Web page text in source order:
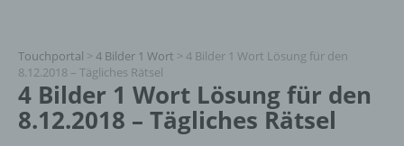
Touchportal > 4 Bilder 1 Wort > 4 Bilder 1 Wort Lösung für den
8.12.2018 – Tägliches Rätsel
4 Bilder 1 Wort Lösung für den
8.12.2018 – Tägliches Rätsel